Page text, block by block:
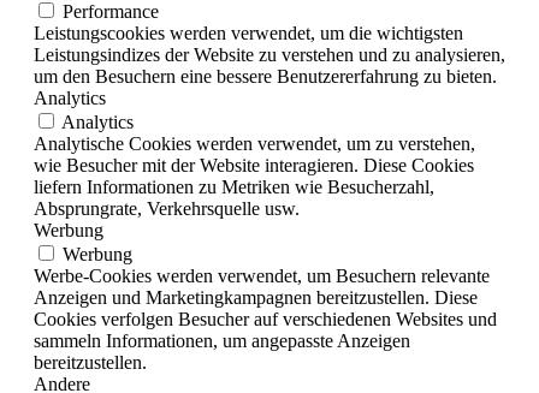
Performance
Leistungscookies werden verwendet, um die wichtigsten
Leistungsindizes der Website zu verstehen und zu analysieren,
um den Besuchern eine bessere Benutzererfahrung zu bieten.
Analytics
Analytics
Analytische Cookies werden verwendet, um zu verstehen,
wie Besucher mit der Website interagieren. Diese Cookies
liefern Informationen zu Metriken wie Besucherzahl,
Absprungrate, Verkehrsquelle usw.
Werbung
Werbung
Werbe-Cookies werden verwendet, um Besuchern relevante
Anzeigen und Marketingkampagnen bereitzustellen. Diese
Cookies verfolgen Besucher auf verschiedenen Websites und
sammeln Informationen, um angepasste Anzeigen
bereitzustellen.
Andere